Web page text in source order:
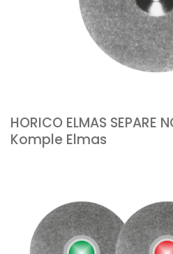
HORICO ELMAS SEPARE
Komple Elmas